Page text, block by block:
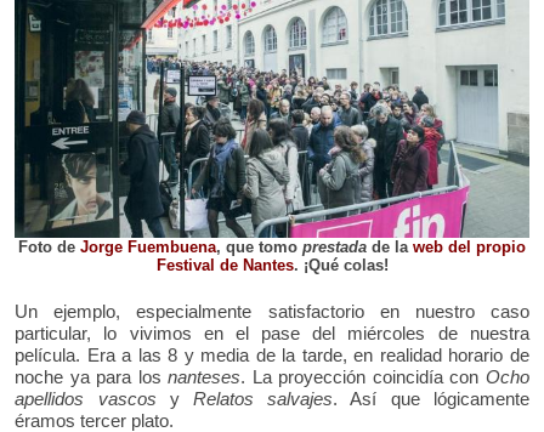
Foto de Jorge Fuembuena, que tomo prestada de la web del propio
Festival de Nantes. ¡Qué colas!
Un ejemplo, especialmente satisfactorio en nuestro caso
particular, lo vivimos en el pase del miércoles de nuestra
película. Era a las 8 y media de la tarde, en realidad horario de
noche ya para losnanteses. La proyección coincidía con Ocho
apellidos vascos y Relatos salvajes. Así que lógicamente
éramos tercer plato.